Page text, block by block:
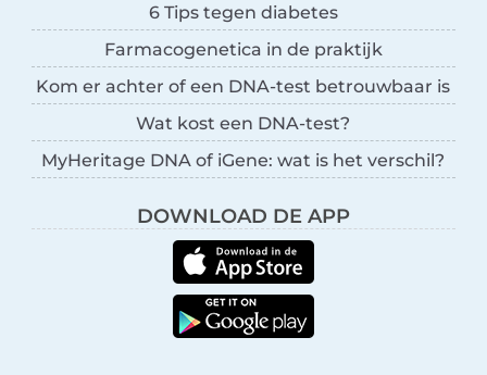
6 Tips tegen diabetes
Farmacogenetica in de praktijk
Kom er achter of een DNA-test betrouwbaar is
Wat kost een DNA-test?
MyHeritage DNA of iGene: wat is het verschil?
DOWNLOAD DE APP